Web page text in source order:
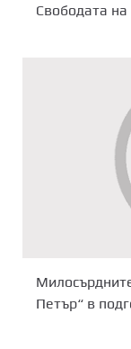
Свободата
Петър“ в